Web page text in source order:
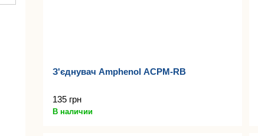
З'єднувач Amphenol ACPM-RB
135 грн
В наличии